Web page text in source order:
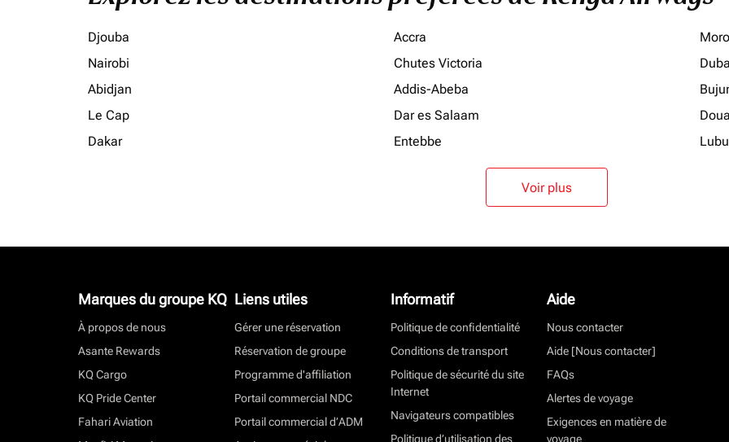
Djouba Accra
Nairobi
Chutes Victoria
Abidjan
Addis-Abeba
Le Cap
Dar es Salaam
Dakar
Entebbe
Voir plus
Marques du groupe KQ
À propos de nous
Asante Rewards
KQ Cargo
KQ Pride Center
Fahari Aviation
Liens utiles
Gérer une réservation
Réservation de groupe
Programme d'affiliation
Portail commercial NDC
Portail commercial d’ADM
Informatif
Politique de confidentialité
Conditions de transport
Politique de sécurité du site
Internet
Navigateurs compatibles
Politique d’utilisation des
Aide
Nous contacter
Aide [Nous contacter]
FAQs
Alertes de voyage
Exigences en matière de
voyage